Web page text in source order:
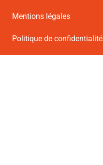
Mentions légales
Politique de confidentialité